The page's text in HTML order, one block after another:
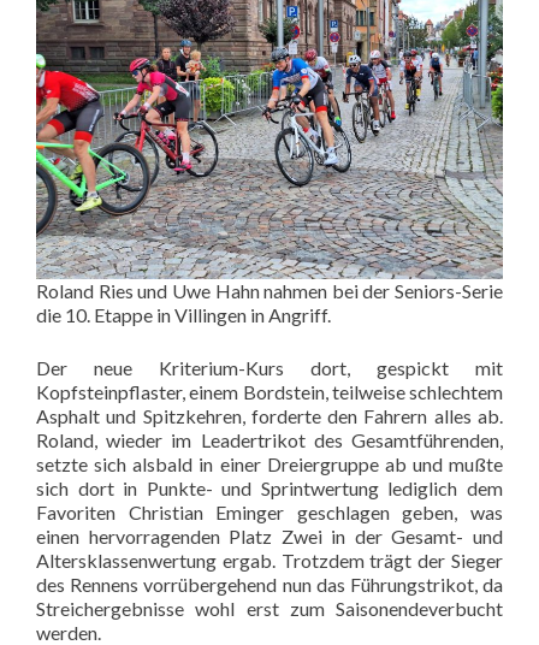
Roland Ries und Uwe Hahn nahmen bei der Seniors-Serie
die 10. Etappe in Villingen in Angriff.
Der neue Kriterium-Kurs dort, gespickt mit
Kopfsteinpflaster, einem Bordstein, teilweise schlechtem
Asphalt und Spitzkehren, forderte den Fahrern alles ab.
Roland, wieder im Leadertrikot des Gesamtführenden,
setzte sich alsbald in einer Dreiergruppe ab und mußte
sich dort in Punkte- und Sprintwertung lediglich dem
Favoriten Christian Eminger geschlagen geben, was
einen hervorragenden Platz Zwei in der Gesamt- und
Altersklassenwertung ergab. Trotzdem trägt der Sieger
des Rennens vorrübergehend nun das Führungstrikot, da
Streichergebnisse wohl erst zum Saisonendeverbucht
werden.